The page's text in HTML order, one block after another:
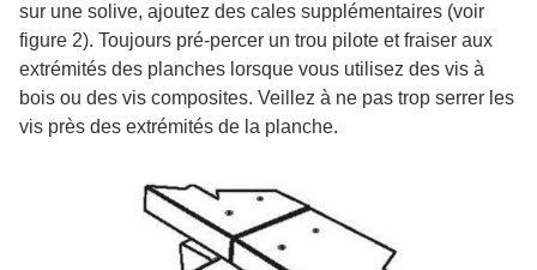
sur une solive, ajoutez des cales supplémentaires (voir
figure 2). Toujours pré-percer un trou pilote et fraiser aux
extrémités des planches lorsque vous utilisez des vis à
bois ou des vis composites. Veillez à ne pas trop serrer les
vis près des extrémités de la planche.